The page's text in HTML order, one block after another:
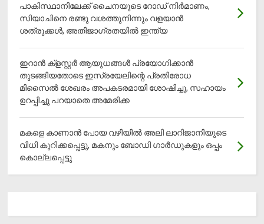
പാകിസ്ഥാനിലേക്ക് ചൈനയുടെ റോഡ് നിർമാണം,
സിയാചിനെ രണ്ടു വശത്തുനിന്നും വളയാൻ
ശത്രുക്കൾ, അതിജാ​ഗ്രതയിൽ ഇന്ത്യ
ഇറാന്‍ ക്‌ളസ്റ്റര്‍ ആയുധങ്ങള്‍ പ്രയോഗിക്കാന്‍
തുടങ്ങിയതോടെ ഇസ്രയേലിന്റെ പ്രതിരോധ
മിസൈല്‍ ശേഖരം അപകടരമായി ശോഷിച്ചു, സഹായം
ഉറപ്പിച്ചു പറയാതെ അമേരിക്ക
മകളെ കാണാന്‍ പോയ വഴിയില്‍ അലി ലാറിജാനിയുടെ
വിധി കുറിക്കപ്പെട്ടു, മകനും ബോഡി ഗാര്‍ഡുകളും ഒപ്പം
കൊല്ലപ്പെട്ടു